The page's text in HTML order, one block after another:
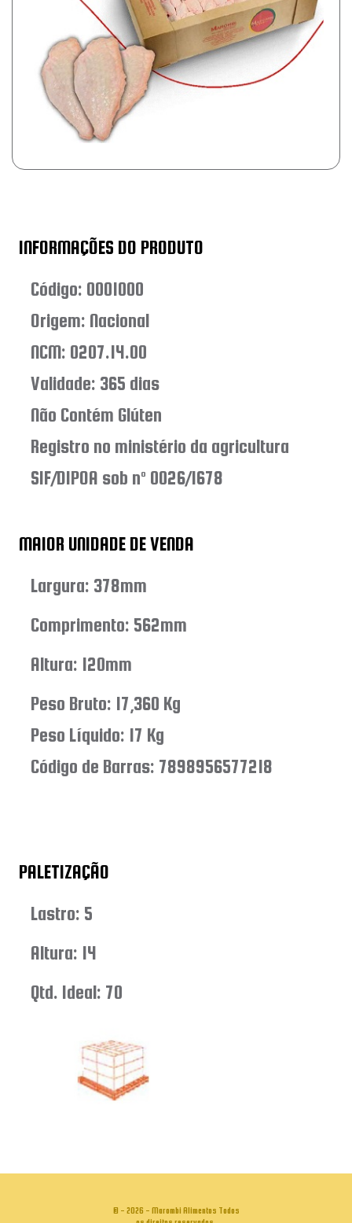
INFORMAÇÕES DO PRODUTO
Código: 0001000
Origem: Nacional
NCM: 0207.14.00
Validade: 365 dias
Não Contém Glúten
Registro no ministério da agricultura
SIF/DIPOA sob nº 0026/1678
MAIOR UNIDADE DE VENDA
Largura: 378mm
Comprimento: 562mm
Altura: 120mm
Peso Bruto: 17,360 Kg
Peso Líquido: 17 Kg
Código de Barras: 7898956577218
PALETIZAÇÃO
Lastro: 5
Altura: 14
Qtd. Ideal: 70
© - 2026 - Marombi Alimentos Todos